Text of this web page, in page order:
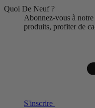
Quoi De Neuf ?
Abonnez-vous à
produits, profiter de
S'inscrire